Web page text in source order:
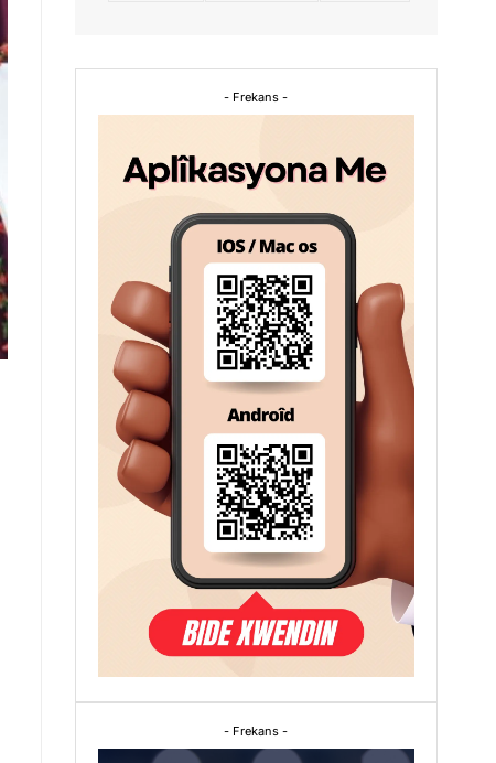
- Frekans -
- Frekans -